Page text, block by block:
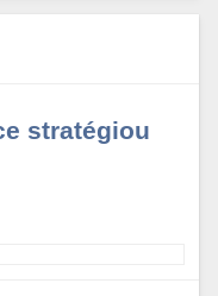
stratégiou